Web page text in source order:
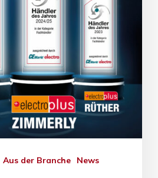
Aus der Branche News